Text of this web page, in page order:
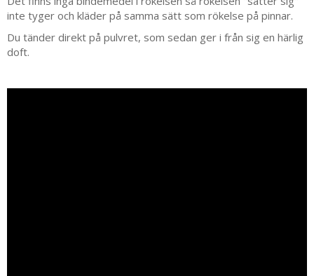
inte tyger och kläder på samma sätt som rökelse på pinnar.
Du tänder direkt på pulvret, som sedan ger i från sig en härlig
doft.